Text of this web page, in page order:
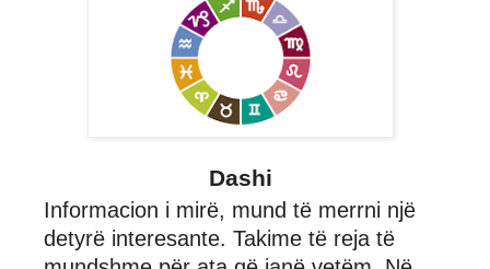
Dashi
Informacion i mirë, mund të merrni një
detyrë interesante. Takime të reja të